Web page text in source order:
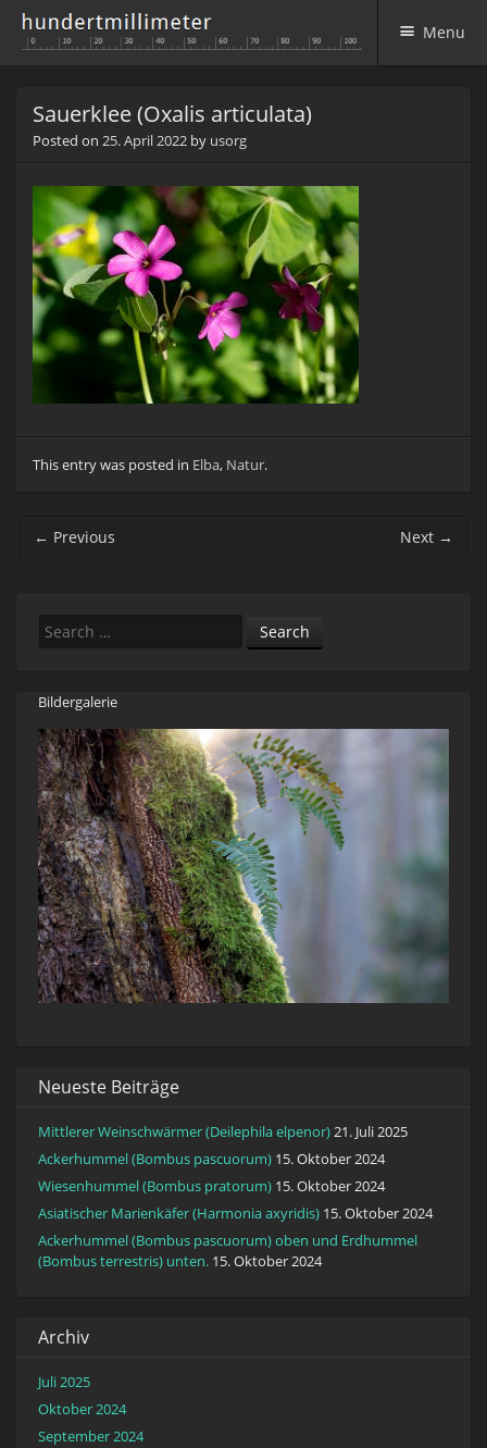
Menu
Sauerklee (Oxalis articulata)
Posted on 25. April 2022 by usorg
This entry was posted in Elba, Natur.
Post navigation
← Previous Next →
Search
Bildergalerie
Neueste Beiträge
Mittlerer Weinschwärmer (Deilephila elpenor)21. Juli 2025
Ackerhummel (Bombus pascuorum) 15. Oktober 2024
Wiesenhummel (Bombus pratorum) 15. Oktober 2024
Asiatischer Marienkäfer (Harmonia axyridis) 15. Oktober 2024
Ackerhummel (Bombus pascuorum) oben und Erdhummel
(Bombus terrestris) unten. 15. Oktober 2024
Archiv
Juli 2025
Oktober 2024
September 2024